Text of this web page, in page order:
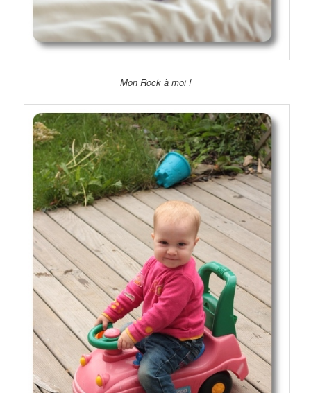
Mon Rock à moi !